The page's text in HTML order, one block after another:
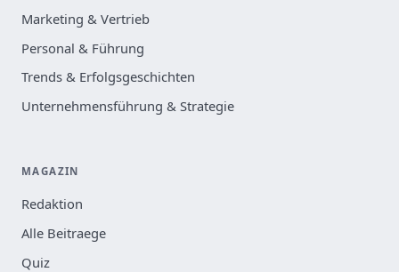
Marketing & Vertrieb
Personal & Führung
Trends & Erfolgsgeschichten
Unternehmensführung & Strategie
MAGAZIN
Redaktion
Alle Beitraege
Quiz